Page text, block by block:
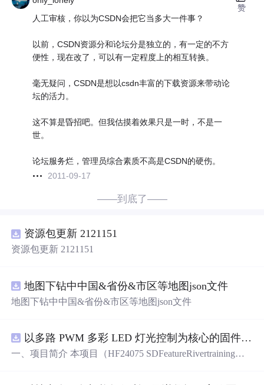
人工审核，你以为CSDN会把它当多大一件事？
以前，CSDN资源分和论坛分是独立的，有一定的不方
便性，现在改了，可以有一定程度上的相互转换。
毫无疑问，CSDN是想以csdn丰富的下载资源来带动论
坛的活力。
这不算是昏招吧。但我估摸着效果只是一时，不是一
世。
论坛服务烂，管理员综合素质不高是CSDN的硬伤。
2011-09-17
赞
——到底了——
资源包更新 2121151
资源包更新 2121151
地图下钻中中国&省份&市区等地图json文件
地图下钻中中国&省份&市区等地图json文件
以多路 PWM 多彩 LED 灯光控制为核心的固件方案，基于 PADAUK PMS 系列单片机
一、项目简介 本项目（HF24075 SDFeatureRivertraining）